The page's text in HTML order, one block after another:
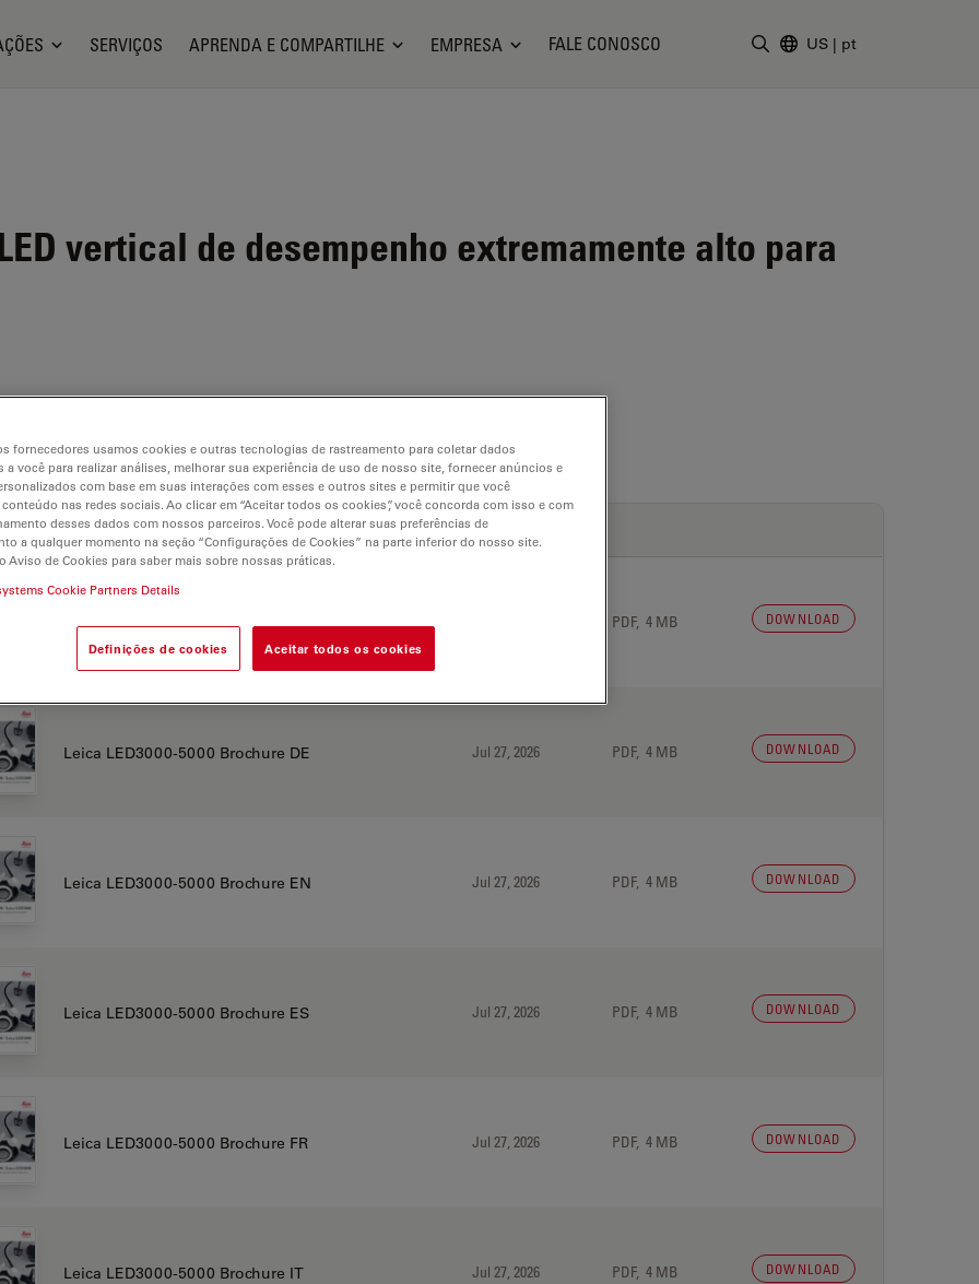
SERVIÇOS APRENDA E COMPARTILHE EMPRESA FALE CONOSCO US | pt
vertical de desempenho extremamente alto para
OR FLYER
Leica LED3000-5000 brochure CN PDF, 4 MB DOWNLOAD
Leica LED3000-5000 Brochure DE Jul 27, 2026 PDF, 4 MB DOWNLOAD
Leica LED3000-5000 Brochure EN Jul 27, 2026 PDF, 4 MB DOWNLOAD
Leica LED3000-5000 Brochure ES Jul 27, 2026 PDF, 4 MB DOWNLOAD
Leica LED3000-5000 Brochure FR Jul 27, 2026 PDF, 4 MB DOWNLOAD
Leica LED3000-5000 Brochure IT Jul 27, 2026 PDF, 4 MB DOWNLOAD
fornecedores usamos cookies e outras tecnologias de rastreamento para coletar dados
a você para realizar análises, melhorar sua experiência de uso de nosso site, fornecer anúncios e
com base em suas interações com esses e outros sites e permitir que você
nas redes sociais. Ao clicar em “Aceitar todos os cookies”, você concorda com isso e com
desses dados com nossos parceiros. Você pode alterar suas preferências de
a qualquer momento na seção “Configurações de Cookies” na parte inferior do nosso site.
Aviso de Cookies para saber mais sobre nossas práticas.
Cookie Partners Details
Definições de cookies Aceitar todos os cookies